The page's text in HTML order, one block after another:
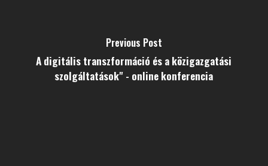
Previous Post
A digitális transzformáció és a közigazgatási
szolgáltatások" - online konferencia